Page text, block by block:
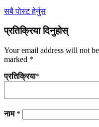
सबै पोस्ट हेर्नुस
प्रतिक्रिया दिनुहोस्
Your email address will not
marked *
प्रतिक्रिया*
नाम *